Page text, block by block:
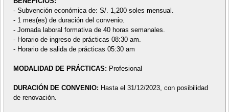
- Subvención económica de: S/. 1,200 soles mensual.
- 1 mes(es) de duración del convenio.
- Jornada laboral formativa de 40 horas semanales.
- Horario de ingreso de prácticas 08:30 am.
- Horario de salida de prácticas 05:30 am
MODALIDAD DE PRÁCTICAS: Profesional
DURACIÓN DE CONVENIO: Hasta el 31/12/2023, con posibilidad
de renovación.